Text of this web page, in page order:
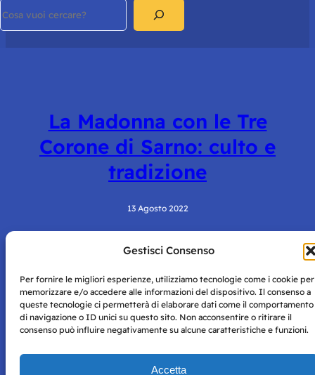
Gestisci Consenso
Per fornire le migliori esperienze, utilizziamo tecnologie come i cookie per
memorizzare e/o accedere alle informazioni del dispositivo. Il consenso a
queste tecnologie ci permetterà di elaborare dati come il comportamento
di navigazione o ID unici su questo sito. Non acconsentire o ritirare il
consenso può influire negativamente su alcune caratteristiche e funzioni.
Accetta
La Madonna con le Tre
Corone di Sarno: culto e
tradizione
13 Agosto 2022
Napoli con autorizzazione numero 38 del 25/9/2019.
Tutte le immagini e i contenuti su questo sito sono forniti